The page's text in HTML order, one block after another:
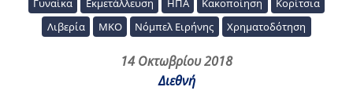
Γυναίκα
Εκμετάλλευση ΗΠΑ Κακοποίηση
Κορίτσια
Λιβερία
ΜΚΟ Νόμπελ Ειρήνης Χρηματοδότηση
14 Οκτωβρίου 2018
Διεθνή